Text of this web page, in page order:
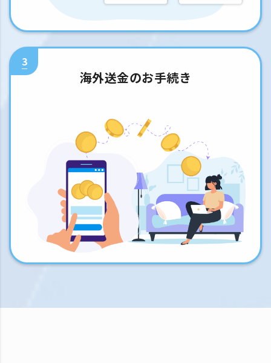
3
海外送金のお手続き